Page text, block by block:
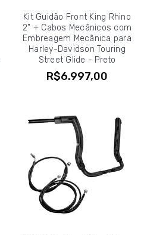
Kit Guidão Front King Rhino
2" + Cabos Mecânicos com
Embreagem Mecânica para
Harley-Davidson Touring
Street Glide - Preto
R$6.997,00